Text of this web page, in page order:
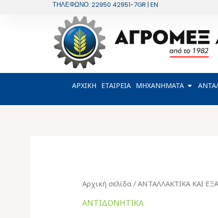
ΤΗΛΕΦΩΝΟ: 22950 42951-7GR | EN
ΑΡΧΙΚΗ ΕΤΑΙΡΕΙΑ ΜΗΧΑΝΗΜΑΤΑ OPEN
Αρχική σελίδα/ ΑΝΤΑΛΛΑΚΤΙΚΑ ΚΑΙ
ΑΝΤΙΔΟΝΗΤΙΚΑ